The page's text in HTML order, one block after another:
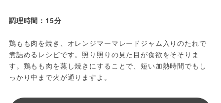
調理時間：15分
鶏もも肉を焼き、オレンジマーマレードジャム入りのたれで
煮詰めるレシピです。照り照りの見た目が食欲をそそりま
す。鶏もも肉を蒸し焼きにすることで、短い加熱時間でもし
っかり中まで火が通りますよ。